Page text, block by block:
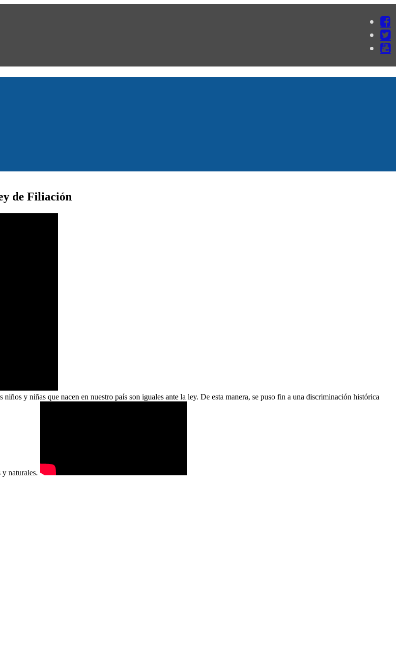
de Filiación
y niñas que nacen en nuestro país son iguales ante la ley. De esta manera, se puso fin a una discriminación histórica
naturales.